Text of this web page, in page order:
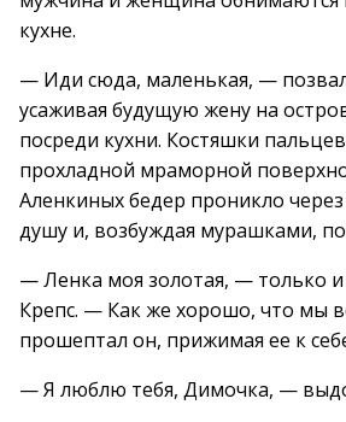
кухне.
— Иди сюда, маленькая, —
усаживая будущую жену на
посреди кухни. Костяшки
прохладной мраморной
Аленкиных бедер проникло
душу и, возбуждая мурашками,
— Ленка моя золотая, — только
Крепс. — Как же хорошо, что мы
прошептал он, прижимая ее к
— Я люблю тебя, Димочка, —